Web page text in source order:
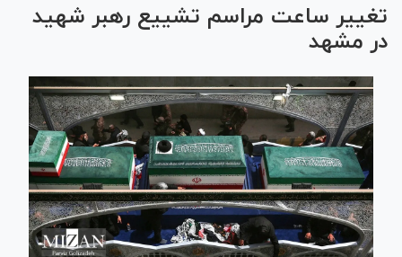
تغییر ساعت مراسم تشییع رهبر شهید
در مشهد